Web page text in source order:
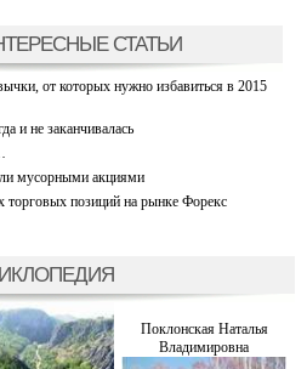
СТАТЬИ
от которых нужно избавиться в 2015
и не заканчивалась
мусорными акциями
позиций на рынке Форекс
Поклонская Наталья
Владимировна